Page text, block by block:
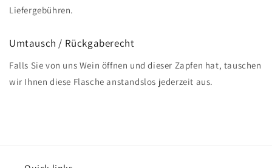
Liefergebühren.
Umtausch / Rückgaberecht
Falls Sie von uns Wein öffnen und dieser Zapfen hat, tauschen
wir Ihnen diese Flasche anstandslos jederzeit aus.